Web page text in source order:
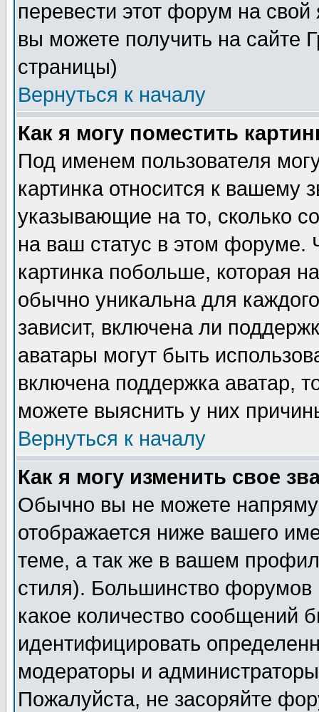
перевести этот форум на
вы можете получить на сайте
страницы)
Вернуться к началу
Как я могу поместить
Под именем пользователя
картинка относится к вашему
указывающие на то, сколько
на ваш статус в этом форуме.
картинка побольше, которая
обычно уникальна для
зависит, включена ли
аватары могут быть
включена поддержка аватар,
можете выяснить у них
Вернуться к началу
Как я могу изменить свое
Обычно вы не можете
отображается ниже вашего
теме, а так же в вашем
стиля). Большинство форумов
какое количество сообщений
идентифицировать
модераторы и
Пожалуйста, не засоряйте